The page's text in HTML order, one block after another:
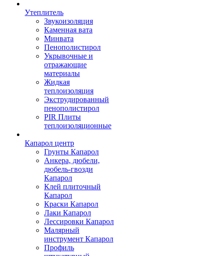
Утеплитель
Звукоизоляция
Каменная вата
Минвата
Пенополистирол
Укрывочные и
отражающие
материалы
Жидкая
теплоизоляция
Экструдированный
пенополистирол
PIR Плиты
теплоизоляционные
Капарол центр
Грунты Капарол
Анкера, дюбели,
дюбель-гвозди
Капарол
Клей плиточный
Капарол
Краски Капарол
Лаки Капарол
Лессировки Капарол
Малярный
инструмент Капарол
Профиль